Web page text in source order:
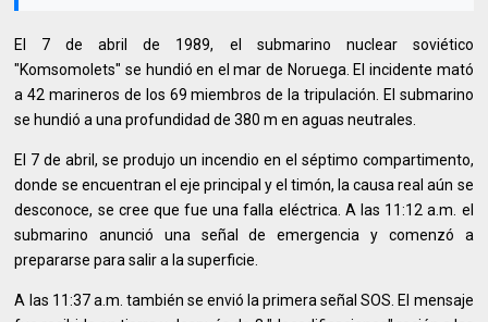
El 7 de abril de 1989, el submarino nuclear soviético
"Komsomolets" se hundió en el mar de Noruega. El incidente mató
a 42 marineros de los 69 miembros de la tripulación. El submarino
se hundió a una profundidad de 380 m en aguas neutrales.
El 7 de abril, se produjo un incendio en el séptimo compartimento,
donde se encuentran el eje principal y el timón, la causa real aún se
desconoce, se cree que fue una falla eléctrica. A las 11:12 a.m. el
submarino anunció una señal de emergencia y comenzó a
prepararse para salir a la superficie.
A las 11:37 a.m. también se envió la primera señal SOS. El mensaje